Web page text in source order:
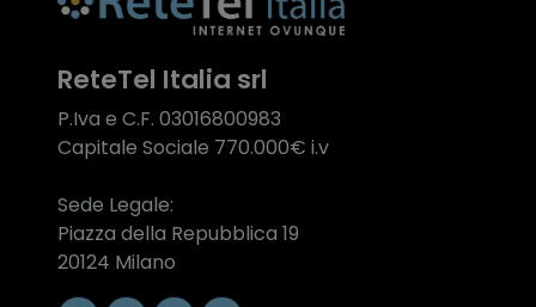
ReteTel Italia srl
P.Iva e C.F. 03016800983
Capitale Sociale 770.000€ i.v
Sede Legale:
Piazza della Repubblica 19
20124 Milano